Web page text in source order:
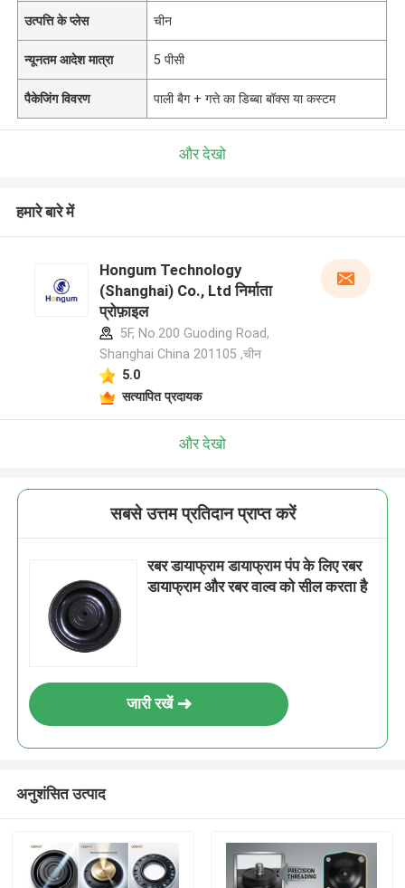
उत्पत्ति के प्लेस चीन
न्यूनतम आदेश मात्रा 5 पीसी
पैकेजिंग विवरण पाली बैग + गत्ते का डिब्बा बॉक्स या कस्टम
और देखो
हमारे बारे में
Hongum Technology
(Shanghai) Co., Ltd निर्माता
प्रोफ़ाइल
5F, No.200 Guoding Road,
Shanghai China 201105 ,चीन
5.0
सत्यापित प्रदायक
और देखो
सबसे उत्तम प्रतिदान प्राप्त करें
रबर डायाफ्राम डायाफ्राम पंप के लिए रबर
डायाफ्राम और रबर वाल्व को सील करता है
जारी रखें
अनुशंसित उत्पाद